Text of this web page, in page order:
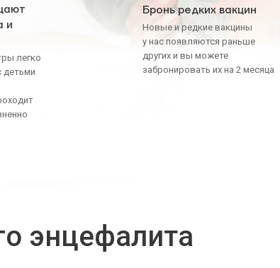
и
легко
детьми
Бронь редких вакцин
Новые и редкие вакцины
у нас появляются раньше
других и вы можете
забронировать их на 2 месяца
энцефалита